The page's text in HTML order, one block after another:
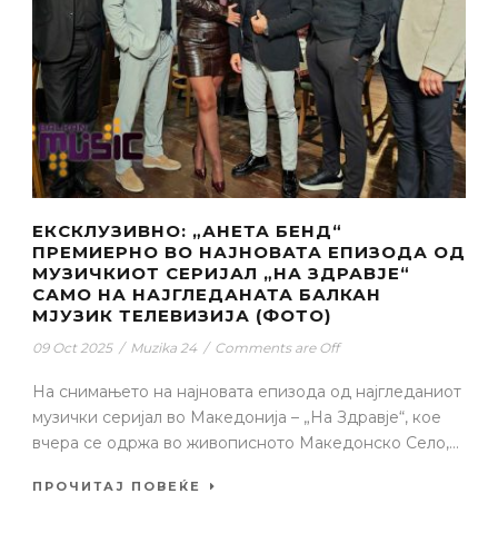
ЕКСКЛУЗИВНО: „АНЕТА БЕНД“
ПРЕМИЕРНО ВО НАЈНОВАТА ЕПИЗОДА ОД
МУЗИЧКИОТ СЕРИЈАЛ „НА ЗДРАВЈЕ“
САМО НА НАЈГЛЕДАНАТА БАЛКАН
МЈУЗИК ТЕЛЕВИЗИЈА (ФОТО)
09 Oct 2025 / Muzika 24 / Comments are Off
На снимањето на најновата епизода од најгледаниот
музички серијал во Македонија – „На Здравје“, кое
вчера се одржа во живописното Македонско Село,...
ПРОЧИТАЈ ПОВЕЌЕ